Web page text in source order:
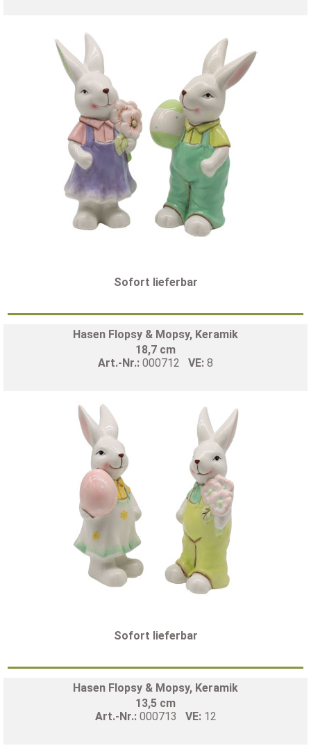
Sofort lieferbar
Hasen Flopsy & Mopsy, Keramik
18,7 cm
Art.-Nr.: 000712 VE: 8
Sofort lieferbar
Hasen Flopsy & Mopsy, Keramik
13,5 cm
Art.-Nr.: 000713 VE: 12